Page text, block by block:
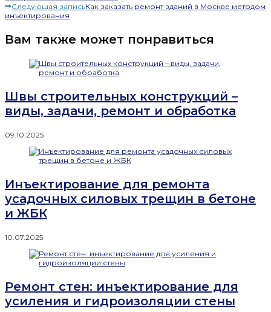
Следующая записьКак заказать ремонт зданий в Москве методом
инъектирования
Вам также может понравиться
Швы строительных конструкций –
виды, задачи, ремонт и обработка
09.10.2025
Инъектирование для ремонта
усадочных силовых трещин в бетоне
и ЖБК
10.07.2025
Ремонт стен: инъектирование для
усиления и гидроизоляции стены